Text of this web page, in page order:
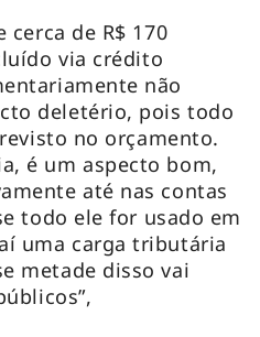
cerca de R$ 170
via crédito
não
deletério, pois todo
no orçamento.
é um aspecto bom,
até nas contas
todo ele for usado em
uma carga tributária
metade disso vai